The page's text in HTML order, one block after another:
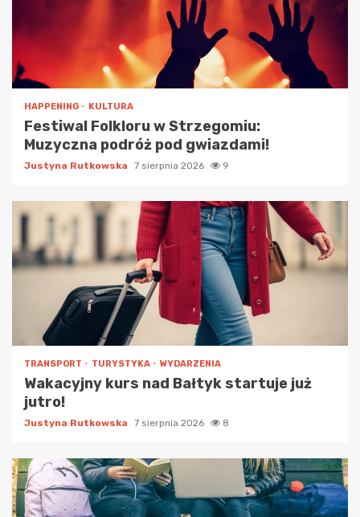
HAPPENING KULTURA
Festiwal Folkloru w Strzegomiu:
Muzyczna podróż pod gwiazdami!
Justyna Rutkowska 7 sierpnia 2026 9
TRANSPORT TURYSTYKA WYDARZENIA
Wakacyjny kurs nad Bałtyk startuje już
jutro!
Justyna Rutkowska 7 sierpnia 2026 8